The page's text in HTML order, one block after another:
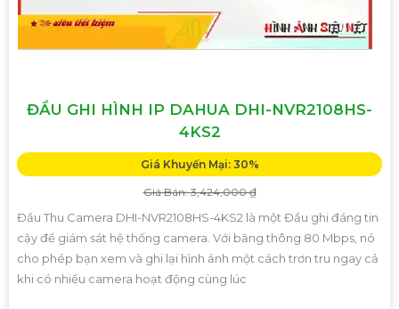
ĐẦU GHI HÌNH IP DAHUA DHI-NVR2108HS-
4KS2
Giá Khuyến Mại: 30%
Giá Bán: 3,424,000 ₫
Đầu Thu Camera DHI-NVR2108HS-4KS2 là một Đầu ghi đáng tin
cậy để giám sát hệ thống camera. Với băng thông 80 Mbps, nó
cho phép bạn xem và ghi lại hình ảnh một cách trơn tru ngay cả
khi có nhiều camera hoạt động cùng lúc